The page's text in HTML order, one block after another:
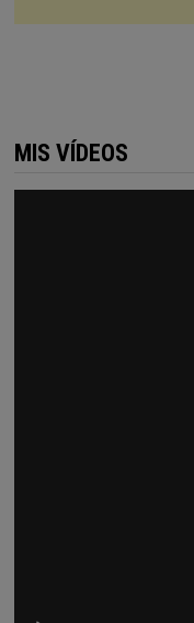
MIS VÍDEOS